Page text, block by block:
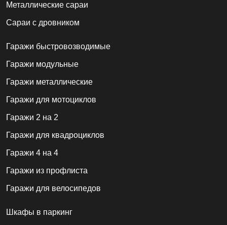
Металлические сараи
Сараи с дровником
Гаражи быстровозводимые
Гаражи модульные
Гаражи металлические
Гаражи для мотоциклов
Гаражи 2 на 2
Гаражи для квадроциклов
Гаражи 4 на 4
Гаражи из профлиста
Гаражи для велосипедов
Шкафы в паркинг